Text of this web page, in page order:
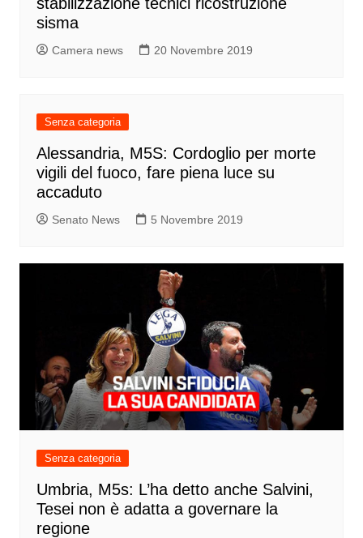
sisma
Camera news 20 Novembre 2019
Senza categoria
Alessandria, M5S: Cordoglio per morte
vigili del fuoco, fare piena luce su
accaduto
Senato News 5 Novembre 2019
Senza categoria
Umbria, M5s: L’ha detto anche Salvini,
Tesei non è adatta a governare la
regione